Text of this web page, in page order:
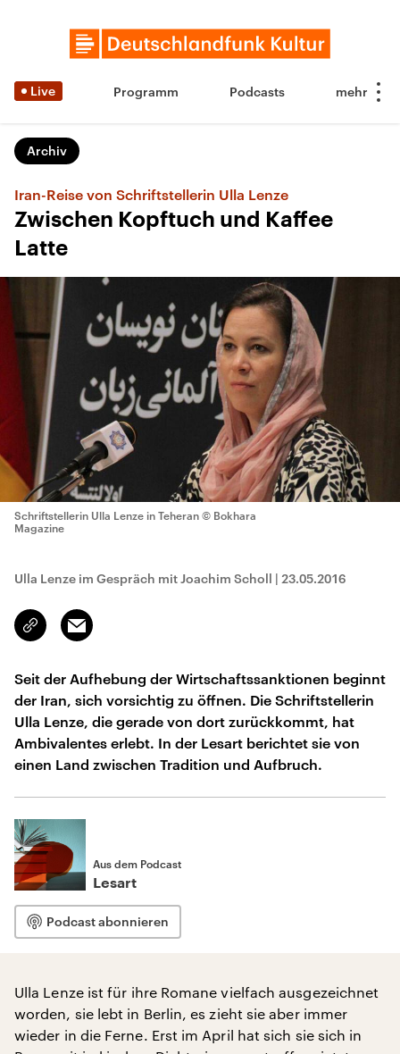
Live Programm Podcasts
Archiv
Iran-Reise von Schriftstellerin Ulla Lenze
Zwischen Kopftuch und Kaffee
Latte
Schriftstellerin Ulla Lenze in Teheran © Bokhara
Magazine
Ulla Lenze im Gespräch mit Joachim Scholl | 23.05.2016
Link
kopieren/teilen
Email
Seit der Aufhebung der Wirtschaftssanktionen beginnt
der Iran, sich vorsichtig zu öffnen. Die Schriftstellerin
Ulla Lenze, die gerade von dort zurückkommt, hat
Ambivalentes erlebt. In der Lesart berichtet sie von
einen Land zwischen Tradition und Aufbruch.
Aus dem Podcast
Lesart
Podcast abonnieren
Ulla Lenze ist für ihre Romane vielfach ausgezeichnet
worden, sie lebt in Berlin, es zieht sie aber immer
wieder in die Ferne. Erst im April hat sich sie sich in